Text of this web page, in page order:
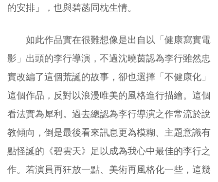
的安排」，也與碧菡同枕生情。
如此作品實在很難想像是出自以「健康寫實電
影」出頭的李行導演，不過沈曉茵認為李行雖然忠
實改編了這個荒誕的故事，卻也選擇「不健康化」
這個作品，反對以浪漫唯美的風格進行描繪。這個
看法實為犀利。過去總認為李行導演之作常流於說
教傾向，倒是最後看來訊息更為模糊、主題意識有
點怪誕的《碧雲天》足以成為我心中最佳的李行之
作。若演員再狂放一點、美術再風格化一些，這幾